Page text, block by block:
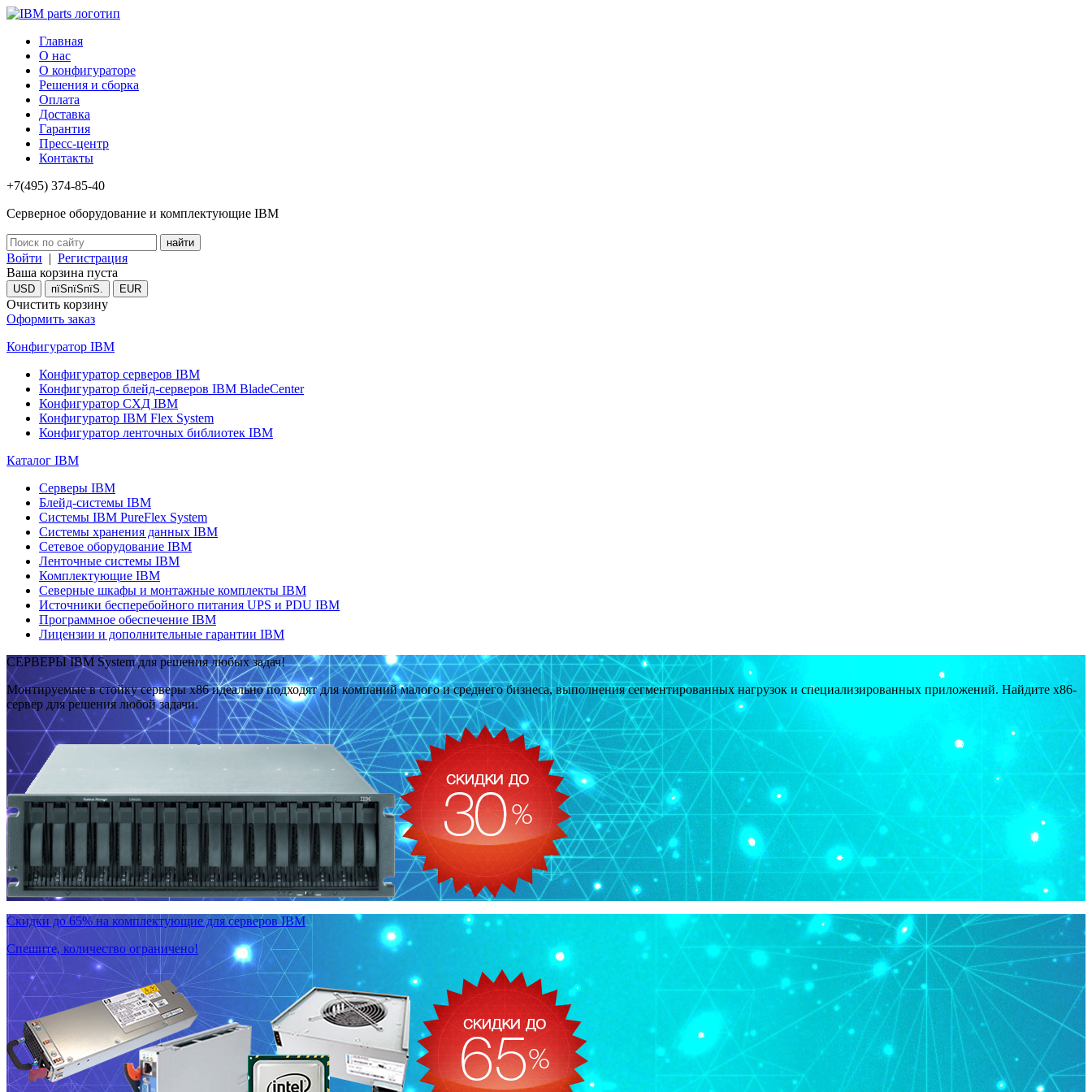
Главная
О нас
О конфигураторе
Решения и сборка
Оплата
Доставка
Гарантия
Пресс-центр
Контакты
+7(495) 374-85-40
Серверное оборудование и комплектующие IBM
Войти | Регистрация
Ваша корзина пуста
USD пїЅпїЅпїЅ. EUR
Очистить корзину
Оформить заказ
Конфигуратор IBM
Конфигуратор серверов IBM
Конфигуратор блейд-серверов IBM BladeCenter
Конфигуратор СХД IBM
Конфигуратор IBM Flex System
Конфигуратор ленточных библиотек IBM
Каталог IBM
Серверы IBM
Блейд-системы IBM
Системы IBM PureFlex System
Системы хранения данных IBM
Сетевое оборудование IBM
Ленточные системы IBM
Комплектующие IBM
Северные шкафы и монтажные комплекты IBM
Источники бесперебойного питания UPS и PDU IBM
Программное обеспечение IBM
Лицензии и дополнительные гарантии IBM
СЕРВЕРЫ IBM System для решения любых задач!
Монтируемые в стойку серверы x86 идеально подходят для компаний малого и среднего бизнеса, выполнения сегментированных нагрузок и специализированных приложений. Найдите x86-
сервер для решения любой задачи.
Скидки до 65% на комплектующие для серверов IBM
Спешите, количество ограничено!